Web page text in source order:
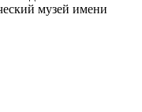
музей имени